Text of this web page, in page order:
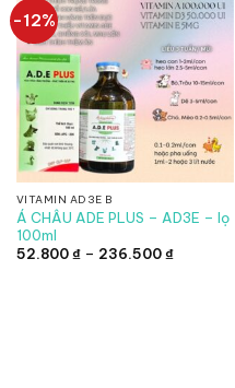
-12%
VITAMIN AD3E B
Á CHÂU ADE PLUS – AD3E – lọ
100ml
52.800₫ – 236.500₫Khoảng